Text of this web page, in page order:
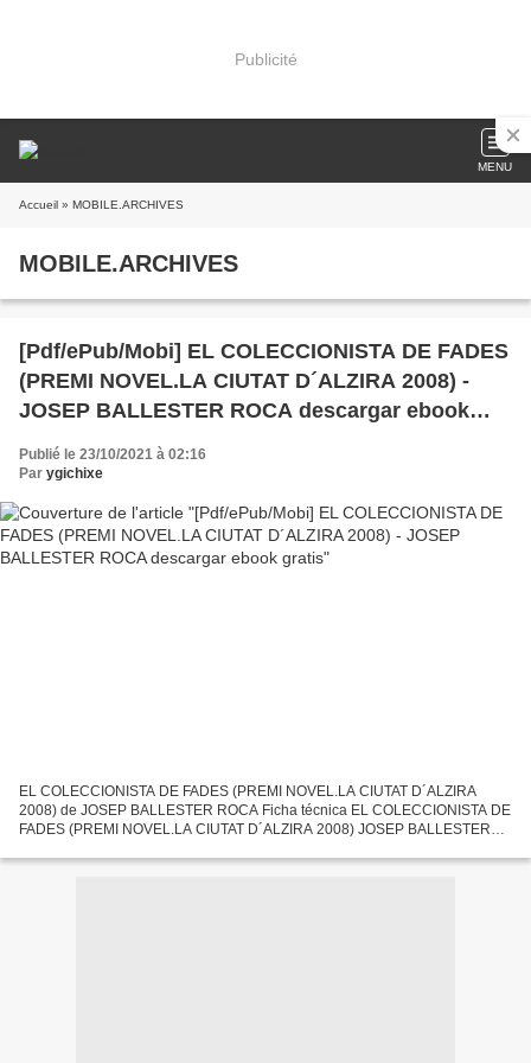
Publicité
MENU
Accueil » MOBILE.ARCHIVES
MOBILE.ARCHIVES
[Pdf/ePub/Mobi] EL COLECCIONISTA DE FADES
(PREMI NOVEL.LA CIUTAT D´ALZIRA 2008) -
JOSEP BALLESTER ROCA descargar ebook
gratis
Publié le 23/10/2021 à 02:16
Par ygichixe
EL COLECCIONISTA DE FADES (PREMI NOVEL.LA CIUTAT D´ALZIRA
2008) de JOSEP BALLESTER ROCA Ficha técnica EL COLECCIONISTA DE
FADES (PREMI NOVEL.LA CIUTAT D´ALZIRA 2008) JOSEP BALLESTER
MOBI,...